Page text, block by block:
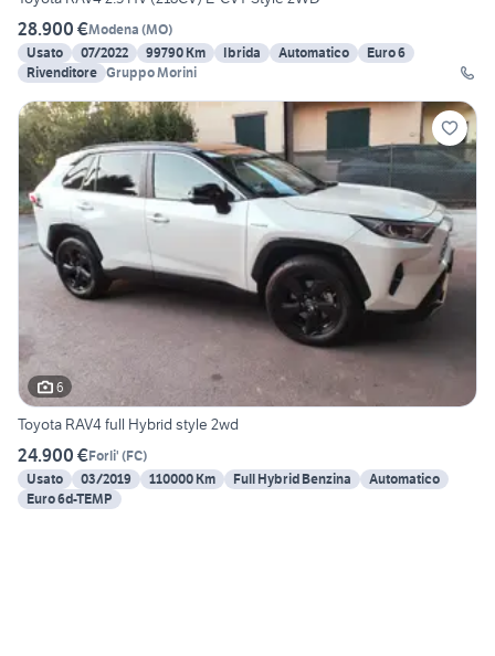
28.900 €Modena (MO)
Usato
07/2022 99790 Km Ibrida Automatico
Euro 6
Rivenditore Gruppo Morini
6
Toyota RAV4 full Hybrid style 2wd
24.900 €Forli' (FC)
Usato
03/2019 110000 Km Full Hybrid Benzina
Automatico
Euro 6d-TEMP